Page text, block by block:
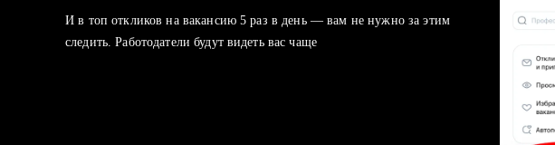
И в топ откликов на вакансию 5 раз в день — вам не нужно за этим
следить. Работодатели будут видеть вас чаще